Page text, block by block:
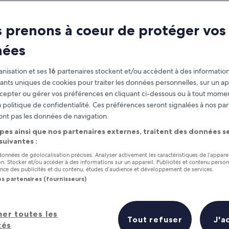
to Do on a Romantic Trip to
prenons à coeur de protéger vos
et ses16 partenaires stockent et/ou accèdent à des
uniques de cookies pour traiter les données personnelles, sur un
ou gérer vos préférences en cliquant ci-dessous ou à tout
politique de confidentialité. Ces préférences seront signalées à nos
pas les données de navigation.
ainsi que nos partenaires externes, traitent des données
:
de géolocalisation précises. Analyser activement les caractéristiques de
Stocker et/ou accéder à des informations sur un appareil. Publicités et contenu
des publicités et du contenu, études d’audience et développement de services.
partenaires (fournisseurs)
toutes les
Tout refuser